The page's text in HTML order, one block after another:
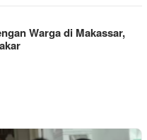
Warga di Makassar,